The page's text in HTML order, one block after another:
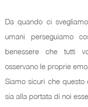
Da quando ci
umani perseguiamo
benessere che tutti
osservano le proprie
Siamo sicuri che
sia alla portata di noi